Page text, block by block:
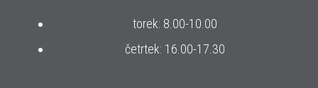
torek: 8.00-10.00
četrtek: 16.00-17.30